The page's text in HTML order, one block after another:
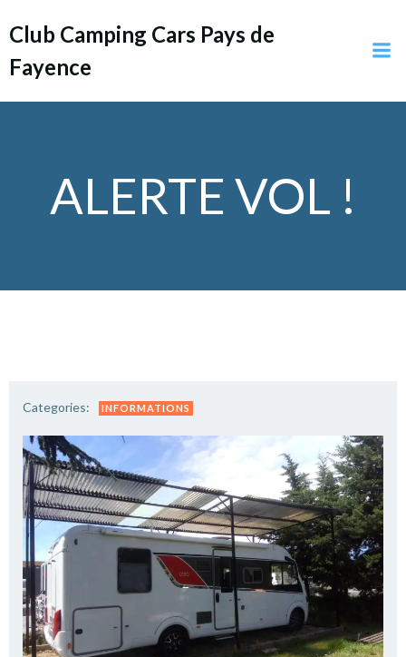
au
Club Camping Cars Pays de
Fayence
ALERTE VOL !
Categories: INFORMATIONS